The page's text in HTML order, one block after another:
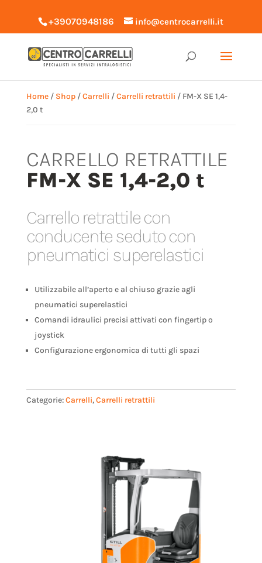
+39070948186 info@centrocarrelli.it
Home/ Shop/Carrelli /Carrelli retrattili / FM-X SE 1,4-
2,0 t
CARRELLO RETRATTILE
FM-X SE 1,4-2,0 t
Carrello retrattile con
conducente seduto con
pneumatici superelastici
Utilizzabile all’aperto e al chiuso grazie agli
pneumatici superelastici
Comandi idraulici precisi attivati con fingertip o
joystick
Configurazione ergonomica di tutti gli spazi
Categorie:Carrelli,Carrelli retrattili